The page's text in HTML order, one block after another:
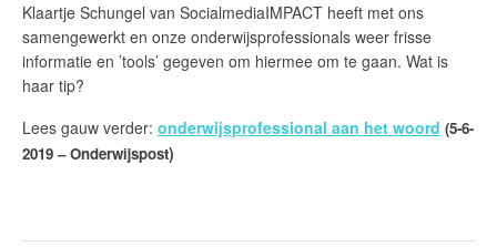
Klaartje Schungel van SocialmediaIMPACT heeft met ons
samengewerkt en onze onderwijsprofessionals weer frisse
informatie en ’tools’ gegeven om hiermee om te gaan. Wat is
haar tip?
Lees gauw verder: onderwijsprofessional aan het woord (5-6-
2019 – Onderwijspost)